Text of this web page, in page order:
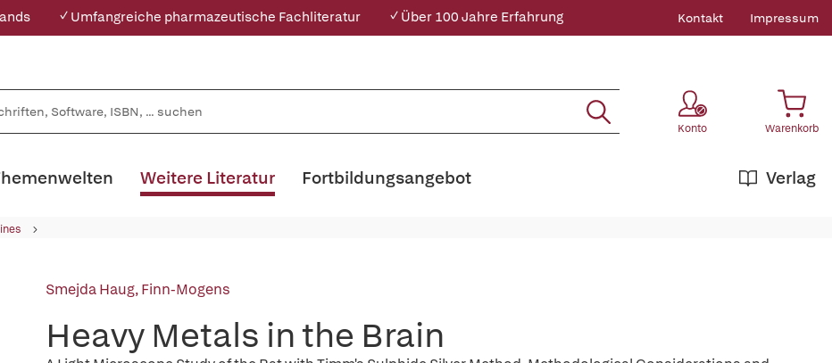
✓ Umfangreiche pharmazeutische Fachliteratur ✓ Über 100 Jahre Erfahrung Kontakt Impressum
Konto Warenkorb
Weitere Literatur Verlag
Fortbildungsangebot
Smejda Haug, Finn-Mogens
Heavy Metals in the Brain